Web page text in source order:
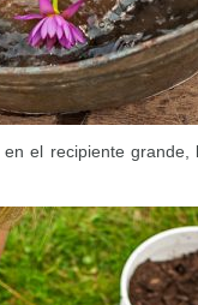
el recipiente